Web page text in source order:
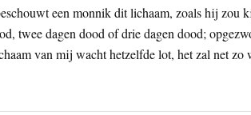
een monnik dit lichaam, zoals hij zou
twee dagen dood of drie dagen dood;
van mij wacht hetzelfde lot, het zal net zo